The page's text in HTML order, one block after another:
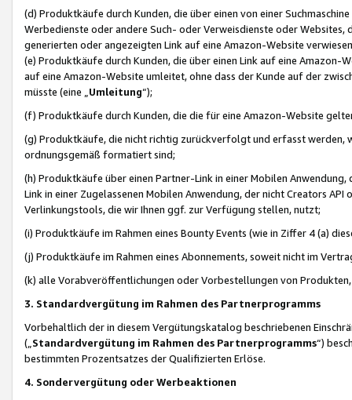
(d) Produktkäufe durch Kunden, die über einen von einer
Werbedienste oder andere Such- oder Verweisdienste oder Websites,
generierten oder angezeigten Link auf eine Amazon-Website
(e) Produktkäufe durch Kunden, die über einen Link auf eine
auf eine Amazon-Website umleitet, ohne dass der Kunde auf der
müsste (eine „ Umleitung“);
(f) Produktkäufe durch Kunden, die die für eine Amazon-Website
(g) Produktkäufe, die nicht richtig zurückverfolgt und erfasst werden,
ordnungsgemäß formatiert sind;
(h) Produktkäufe über einen Partner-Link in einer Mobilen
Link in einer Zugelassenen Mobilen Anwendung, der nicht Creators
Verlinkungstools, die wir Ihnen ggf. zur Verfügung stellen, nutzt;
(i) Produktkäufe im Rahmen eines Bounty Events (wie in Ziffer 4 (a)
(j) Produktkäufe im Rahmen eines Abonnements, soweit nicht im
(k) alle Vorabveröffentlichungen oder Vorbestellungen von
3. Standardvergütung im Rahmen des Partnerprogramms
Vorbehaltlich der in diesem Vergütungskatalog beschriebenen
(„ Standardvergütung im Rahmen des Partnerprogramms“)
bestimmten Prozentsatzes der Qualifizierten Erlöse.
4. Sondervergütung oder Werbeaktionen